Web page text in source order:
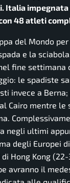
Italia
48 atleti
del Mondo
e la
fine settimana
le spadiste
invece a
Cairo mentre le
negli ultimi
degli Europei di
Hong Kong
avranno il